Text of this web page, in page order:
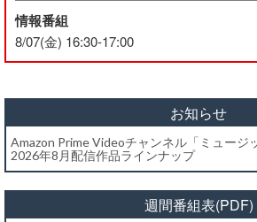
情報番組
8/07(金) 16:30-17:00
お知らせ
Amazon Prime Videoチャンネル「ミュージ
2026年8月配信作品ラインナップ
週間番組表(PDF)